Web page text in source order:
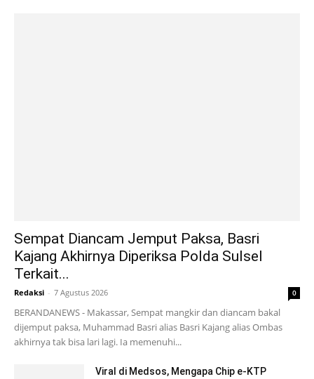
Sempat Diancam Jemput Paksa, Basri
Kajang Akhirnya Diperiksa Polda Sulsel
Terkait...
Redaksi - 7 Agustus 2026 0
BERANDANEWS - Makassar, Sempat mangkir dan diancam bakal
dijemput paksa, Muhammad Basri alias Basri Kajang alias Ombas
akhirnya tak bisa lari lagi. Ia memenuhi...
Viral di Medsos, Mengapa Chip e-KTP